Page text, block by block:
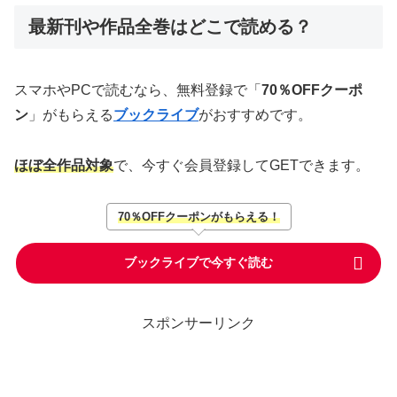
最新刊や作品全巻はどこで読める？
スマホやPCで読むなら、無料登録で「 70％OFFクーポ
ン 」がもらえるブックライブがおすすめです。
ほぼ全作品対象で、今すぐ会員登録してGETできます。
70％OFFクーポンがもらえる！
ブックライブで今すぐ読む
スポンサーリンク